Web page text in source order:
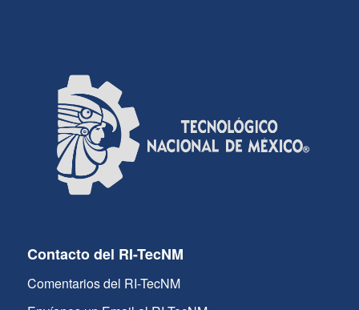
Contacto del RI-TecNM
Comentarios del RI-TecNM